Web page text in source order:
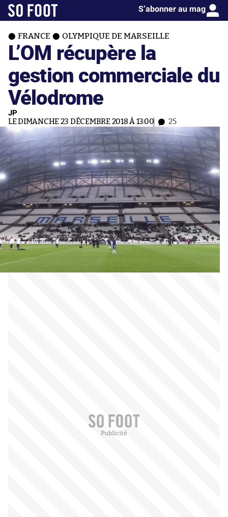
S’abonner au mag
FRANCE OLYMPIQUE DE MARSEILLE
L’OM récupère la
gestion commerciale du
Vélodrome
JP
LE DIMANCHE 23 DÉCEMBRE 2018 À 13:00 25